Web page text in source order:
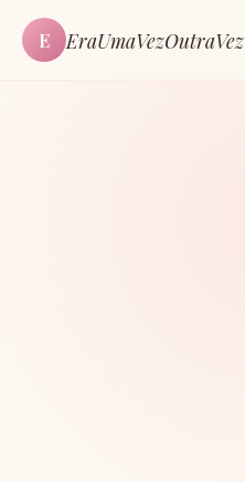
E EraUmaVezOutraVez